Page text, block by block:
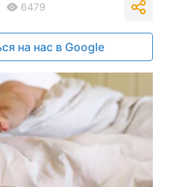
6479
на нас в Google